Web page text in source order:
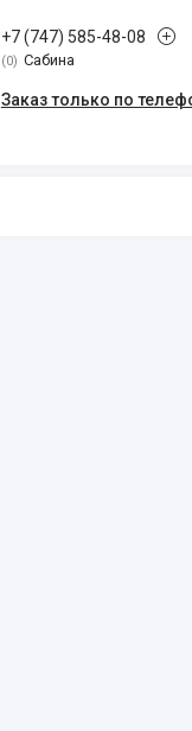
+7 (747) 585-48-08
0 Сабина
Заказ только по